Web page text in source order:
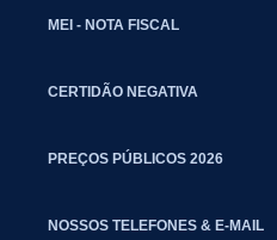
MEI - NOTA FISCAL
CERTIDÃO NEGATIVA
PREÇOS PÚBLICOS 2026
NOSSOS TELEFONES & E-MAIL